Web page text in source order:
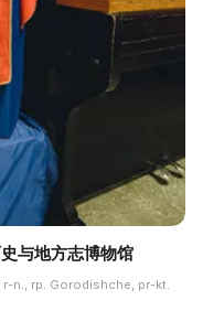
与地方志博物馆
n., rp. Gorodishche, pr-kt.